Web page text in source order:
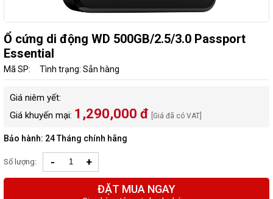
Ổ cứng di động WD 500GB/2.5/3.0 Passport
Essential
Mã SP: Tình trạng: Sẵn hàng
Giá niêm yết:
Giá khuyến mại: 1,290,000 đ [Giá đã có VAT]
Bảo hành: 24 Tháng chính hãng
Số lượng: - +
ĐẶT MUA NGAY